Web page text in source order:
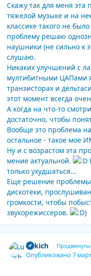
Скажу так для меня эта
тяжелой музыке и на
классике такого не
проблему решаю
наушники (не сильно к
слушаю.
Никаких улучшений с
мултибитными ЦАПами
транзисторах и
этот момент всегда
А когда на что-то
достаточно, чтобы
Вообще это проблема
остальное - такое мое
Ну и с возрастом эта
мение актуальной.
только ухудшаться...
Еще решение проблемы
дискотеки,
громкости, чтобы
звукорежиссеров.
Lukich
Опубликовано7